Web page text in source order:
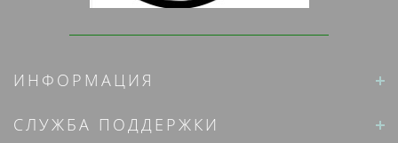
ИНФОРМАЦИЯ
СЛУЖБА ПОДДЕРЖКИ